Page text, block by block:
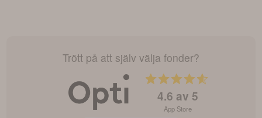
Trött på att själv välja fonder?
4.6 av 5
App Store